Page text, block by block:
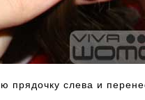
прядочку слева и